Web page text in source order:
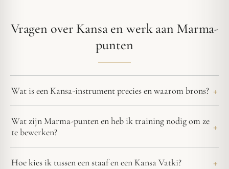
Vragen over Kansa en werk aan Marma-
punten
Wat is een Kansa-instrument precies en waarom brons?
Wat zijn Marma-punten en heb ik training nodig om ze
te bewerken?
Hoe kies ik tussen een staaf en een Kansa Vatki?